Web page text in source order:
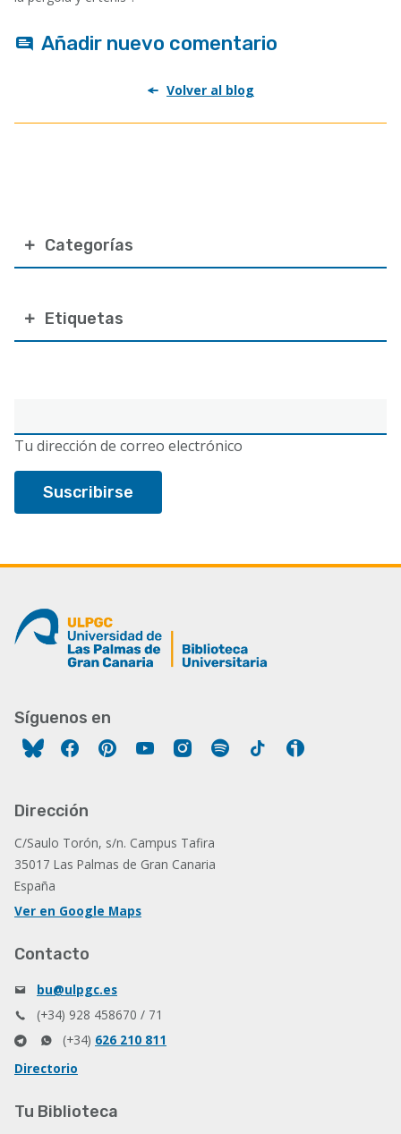
electrónico
Tu dirección de correo electrónico
Categorías
Etiquetas
Añadir nuevo comentario
Volver al blog
Síguenos en
FacebookPinterestYouTubeInstagram
Spotify Tiktok
Dirección
C/Saulo Torón, s/n. Campus Tafira
35017 Las Palmas de Gran Canaria
España
Ver en Google Maps
Contacto
bu@ulpgc.es
(+34) 928 458670 / 71
(+34) 626 210 811
Directorio
Tu Biblioteca